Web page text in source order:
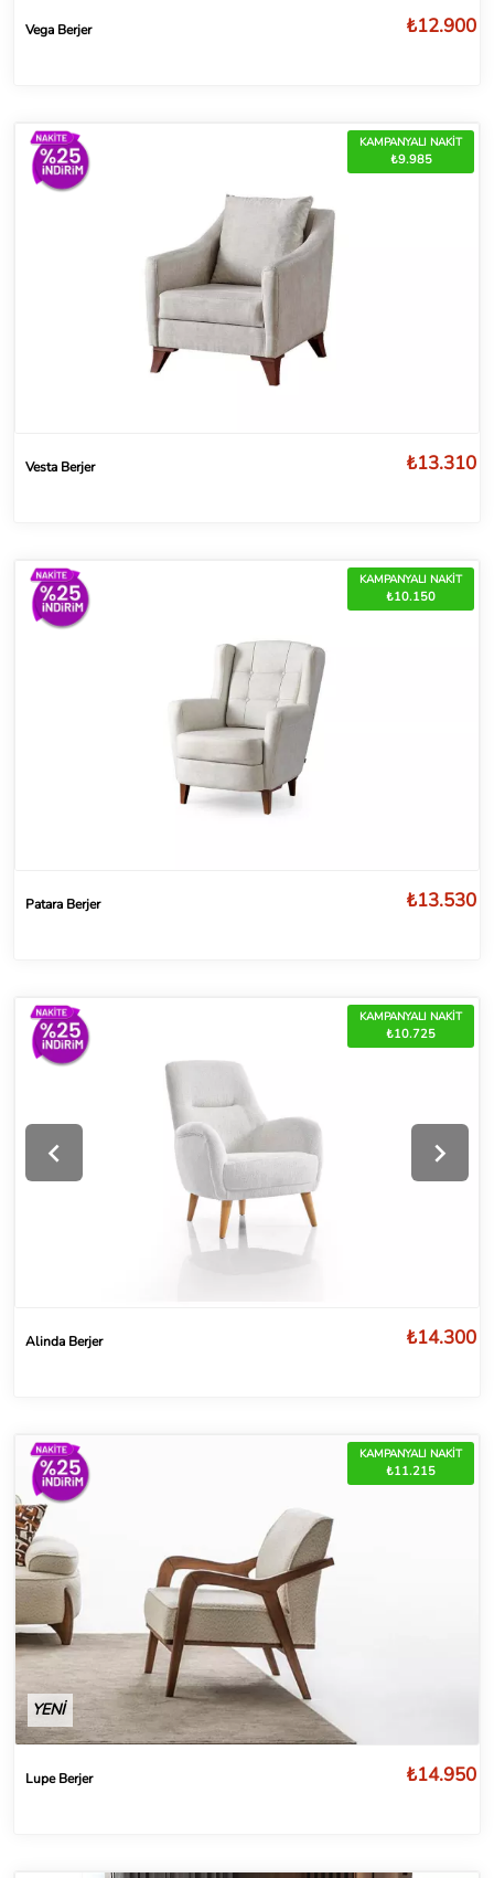
Vega Berjer ₺12.900
KAMPANYALI NAKİT
₺9.985
Vesta Berjer ₺13.310
KAMPANYALI NAKİT
₺10.150
Patara Berjer ₺13.530
KAMPANYALI NAKİT
₺10.725
Alinda Berjer ₺14.300
KAMPANYALI NAKİT
₺11.215
YENİ
Lupe Berjer ₺14.950